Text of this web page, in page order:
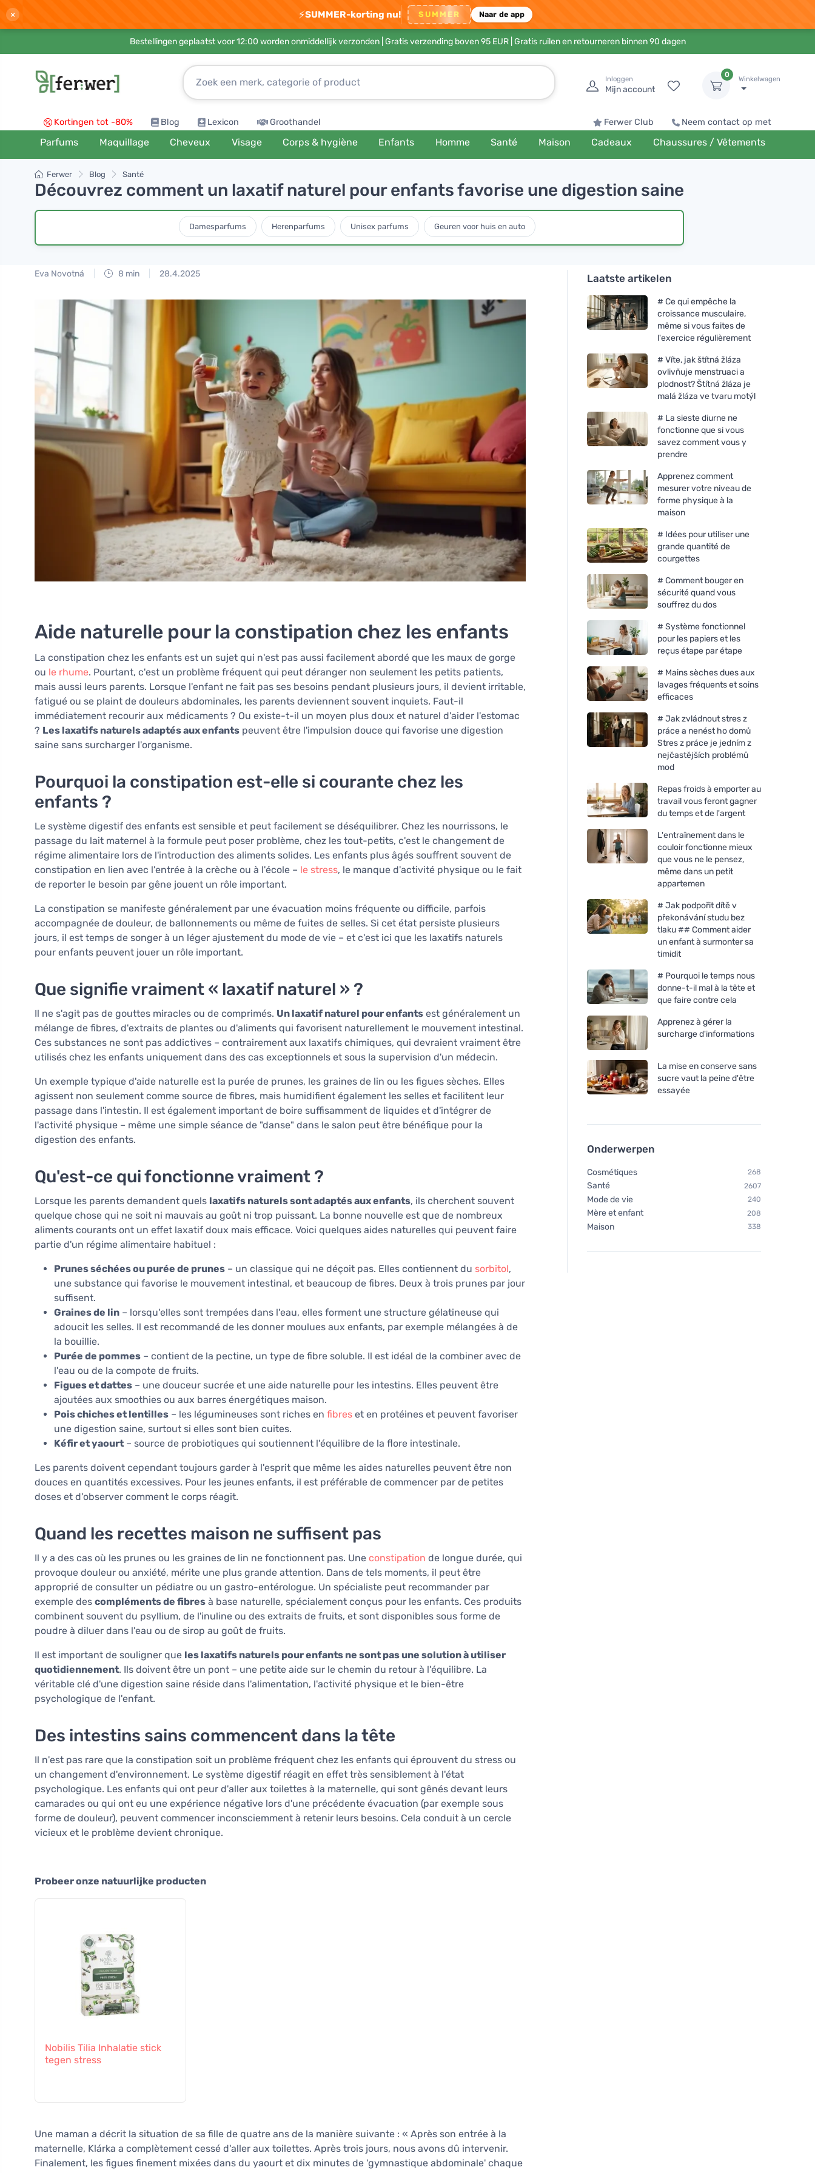
× ⚡SUMMER-korting nu! SUMMER Naar de app
Bestellingen geplaatst voor 12:00 worden onmiddellijk verzonden | Gratis verzending boven 95 EUR| Gratis ruilen en retourneren binnen 90 dagen
Inloggen
Mijn account
0
Winkelwagen
Kortingen tot -80% Blog Lexicon Groothandel Ferwer Club Neem contact op met
Parfums Maquillage Cheveux Visage Corps & hygiène Enfants Homme Santé Maison Cadeaux Chaussures / Vêtements
Ferwer Blog Santé
Découvrez comment un laxatif naturel pour enfants favorise une digestion saine
Damesparfums Herenparfums Unisex parfums Geuren voor huis en auto
Eva Novotná 8 min 28.4.2025
Aide naturelle pour la constipation chez les enfants
La constipation chez les enfants est un sujet qui n'est pas aussi facilement abordé que les maux de gorge
ou le rhume. Pourtant, c'est un problème fréquent qui peut déranger non seulement les petits patients,
mais aussi leurs parents. Lorsque l'enfant ne fait pas ses besoins pendant plusieurs jours, il devient irritable,
fatigué ou se plaint de douleurs abdominales, les parents deviennent souvent inquiets. Faut-il
immédiatement recourir aux médicaments ? Ou existe-t-il un moyen plus doux et naturel d'aider l'estomac
? Les laxatifs naturels adaptés aux enfants peuvent être l'impulsion douce qui favorise une digestion
saine sans surcharger l'organisme.
Pourquoi la constipation est-elle si courante chez les
enfants ?
Le système digestif des enfants est sensible et peut facilement se déséquilibrer. Chez les nourrissons, le
passage du lait maternel à la formule peut poser problème, chez les tout-petits, c'est le changement de
régime alimentaire lors de l'introduction des aliments solides. Les enfants plus âgés souffrent souvent de
constipation en lien avec l'entrée à la crèche ou à l'école – le stress, le manque d'activité physique ou le fait
de reporter le besoin par gêne jouent un rôle important.
La constipation se manifeste généralement par une évacuation moins fréquente ou difficile, parfois
accompagnée de douleur, de ballonnements ou même de fuites de selles. Si cet état persiste plusieurs
jours, il est temps de songer à un léger ajustement du mode de vie – et c'est ici que les laxatifs naturels
pour enfants peuvent jouer un rôle important.
Que signifie vraiment « laxatif naturel » ?
Il ne s'agit pas de gouttes miracles ou de comprimés. Un laxatif naturel pour enfants est généralement un
mélange de fibres, d'extraits de plantes ou d'aliments qui favorisent naturellement le mouvement intestinal.
Ces substances ne sont pas addictives – contrairement aux laxatifs chimiques, qui devraient vraiment être
utilisés chez les enfants uniquement dans des cas exceptionnels et sous la supervision d'un médecin.
Un exemple typique d'aide naturelle est la purée de prunes, les graines de lin ou les figues sèches. Elles
agissent non seulement comme source de fibres, mais humidifient également les selles et facilitent leur
passage dans l'intestin. Il est également important de boire suffisamment de liquides et d'intégrer de
l'activité physique – même une simple séance de "danse" dans le salon peut être bénéfique pour la
digestion des enfants.
Qu'est-ce qui fonctionne vraiment ?
Lorsque les parents demandent quels laxatifs naturels sont adaptés aux enfants, ils cherchent souvent
quelque chose qui ne soit ni mauvais au goût ni trop puissant. La bonne nouvelle est que de nombreux
aliments courants ont un effet laxatif doux mais efficace. Voici quelques aides naturelles qui peuvent faire
partie d'un régime alimentaire habituel :
Prunes séchées ou purée de prunes – un classique qui ne déçoit pas. Elles contiennent du sorbitol,
une substance qui favorise le mouvement intestinal, et beaucoup de fibres. Deux à trois prunes par jour
suffisent.
Graines de lin – lorsqu'elles sont trempées dans l'eau, elles forment une structure gélatineuse qui
adoucit les selles. Il est recommandé de les donner moulues aux enfants, par exemple mélangées à de
la bouillie.
Purée de pommes – contient de la pectine, un type de fibre soluble. Il est idéal de la combiner avec de
l'eau ou de la compote de fruits.
Figues et dattes – une douceur sucrée et une aide naturelle pour les intestins. Elles peuvent être
ajoutées aux smoothies ou aux barres énergétiques maison.
Pois chiches et lentilles – les légumineuses sont riches en fibres et en protéines et peuvent favoriser
une digestion saine, surtout si elles sont bien cuites.
Kéfir et yaourt – source de probiotiques qui soutiennent l'équilibre de la flore intestinale.
Les parents doivent cependant toujours garder à l'esprit que même les aides naturelles peuvent être non
douces en quantités excessives. Pour les jeunes enfants, il est préférable de commencer par de petites
doses et d'observer comment le corps réagit.
Quand les recettes maison ne suffisent pas
Il y a des cas où les prunes ou les graines de lin ne fonctionnent pas. Une constipation de longue durée, qui
provoque douleur ou anxiété, mérite une plus grande attention. Dans de tels moments, il peut être
approprié de consulter un pédiatre ou un gastro-entérologue. Un spécialiste peut recommander par
exemple des compléments de fibres à base naturelle, spécialement conçus pour les enfants. Ces produits
combinent souvent du psyllium, de l'inuline ou des extraits de fruits, et sont disponibles sous forme de
poudre à diluer dans l'eau ou de sirop au goût de fruits.
Il est important de souligner que les laxatifs naturels pour enfants ne sont pas une solution à utiliser
quotidiennement. Ils doivent être un pont – une petite aide sur le chemin du retour à l'équilibre. La
véritable clé d'une digestion saine réside dans l'alimentation, l'activité physique et le bien-être
psychologique de l'enfant.
Des intestins sains commencent dans la tête
Il n'est pas rare que la constipation soit un problème fréquent chez les enfants qui éprouvent du stress ou
un changement d'environnement. Le système digestif réagit en effet très sensiblement à l'état
psychologique. Les enfants qui ont peur d'aller aux toilettes à la maternelle, qui sont gênés devant leurs
camarades ou qui ont eu une expérience négative lors d'une précédente évacuation (par exemple sous
forme de douleur), peuvent commencer inconsciemment à retenir leurs besoins. Cela conduit à un cercle
vicieux et le problème devient chronique.
Probeer onze natuurlijke producten
Nobilis Tilia Inhalatie stick
tegen stress
Une maman a décrit la situation de sa fille de quatre ans de la manière suivante : « Après son entrée à la
maternelle, Klárka a complètement cessé d'aller aux toilettes. Après trois jours, nous avons dû intervenir.
Finalement, les figues finement mixées dans du yaourt et dix minutes de 'gymnastique abdominale' chaque
Laatste artikelen
# Ce qui empêche la
croissance musculaire,
même si vous faites de
l'exercice régulièrement
# Víte, jak štítná žláza
ovlivňuje menstruaci a
plodnost? Štítná žláza je
malá žláza ve tvaru motýl
# La sieste diurne ne
fonctionne que si vous
savez comment vous y
prendre
Apprenez comment
mesurer votre niveau de
forme physique à la
maison
# Idées pour utiliser une
grande quantité de
courgettes
# Comment bouger en
sécurité quand vous
souffrez du dos
# Système fonctionnel
pour les papiers et les
reçus étape par étape
# Mains sèches dues aux
lavages fréquents et soins
efficaces
# Jak zvládnout stres z
práce a nenést ho domů
Stres z práce je jedním z
nejčastějších problémů
mod
Repas froids à emporter au
travail vous feront gagner
du temps et de l'argent
L'entraînement dans le
couloir fonctionne mieux
que vous ne le pensez,
même dans un petit
appartemen
# Jak podpořit dítě v
překonávání studu bez
tlaku ## Comment aider
un enfant à surmonter sa
timidit
# Pourquoi le temps nous
donne-t-il mal à la tête et
que faire contre cela
Apprenez à gérer la
surcharge d'informations
La mise en conserve sans
sucre vaut la peine d'être
essayée
Onderwerpen
Cosmétiques 268
Santé 2607
Mode de vie 240
Mère et enfant 208
Maison 338